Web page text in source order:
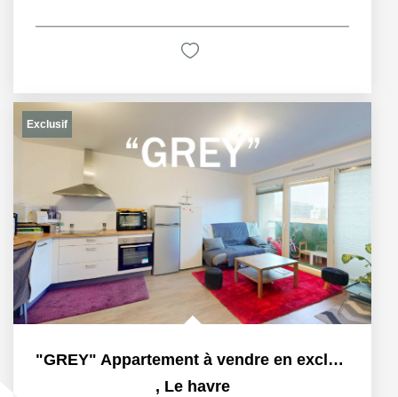
Exclusif
"GREY" Appartement à vendre en exclusivité à Le Havre,...
, Le havre